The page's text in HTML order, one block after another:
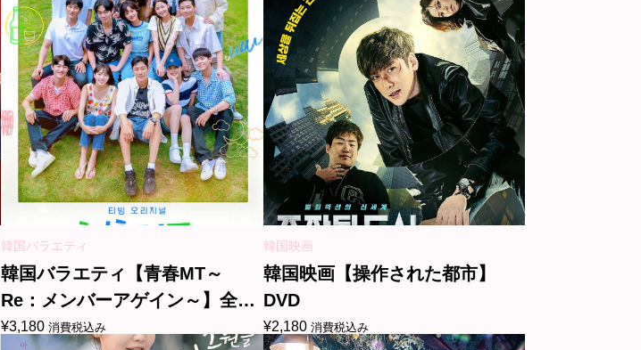
韓国バラエティ
韓国バラエティ【青春MT～
Re：メンバーアゲイン～】全
話 DVD＆Blu-ray
¥3,180 消費税込み
韓国映画
韓国映画【操作された都市】
DVD
¥2,180 消費税込み